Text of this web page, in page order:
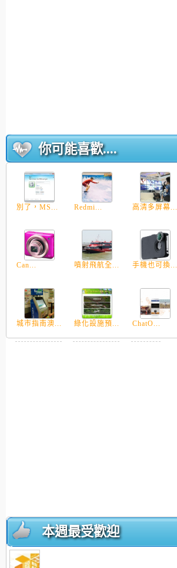
你可能喜歡....
別了，MS... Redmi... 高清多屏幕...
Can... 噴射飛航全... 手機也可換...
城市指南澳... 綠化設施預... ChatO...
本週最受歡迎